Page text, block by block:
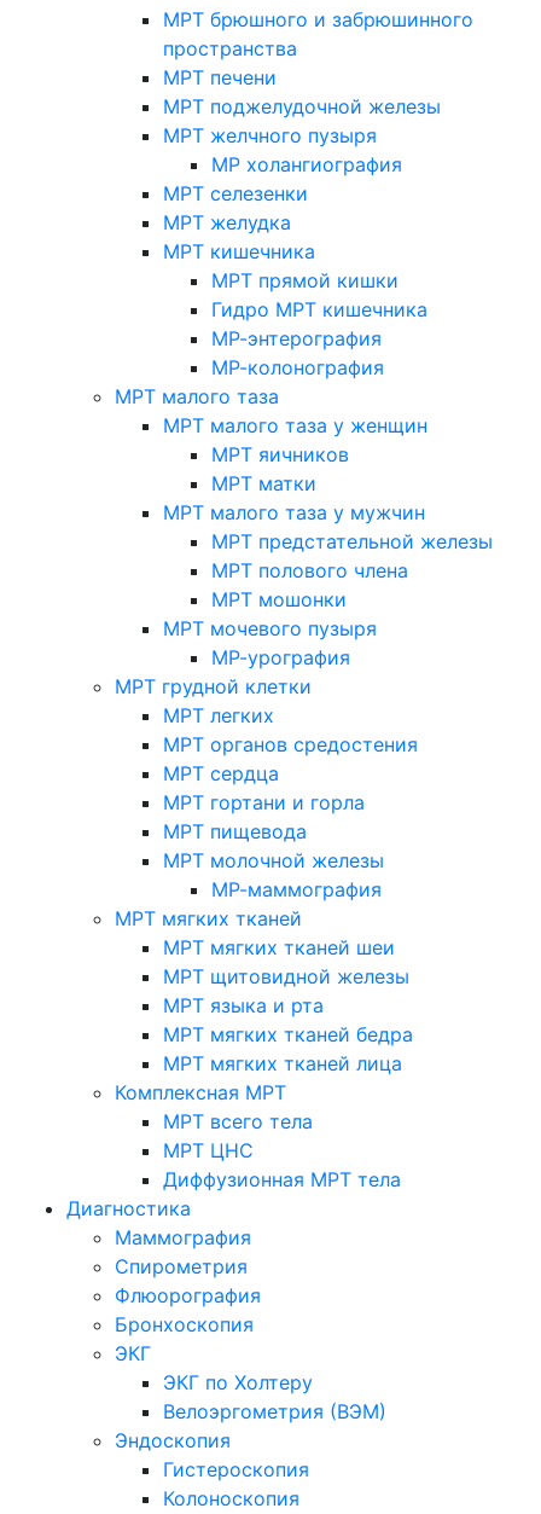
МРТ брюшного и забрюшинного
пространства
МРТ печени
МРТ поджелудочной железы
МРТ желчного пузыря
МР холангиография
МРТ селезенки
МРТ желудка
МРТ кишечника
МРТ прямой кишки
Гидро МРТ кишечника
МР-энтерография
МР-колонография
МРТ малого таза
МРТ малого таза у женщин
МРТ яичников
МРТ матки
МРТ малого таза у мужчин
МРТ предстательной железы
МРТ полового члена
МРТ мошонки
МРТ мочевого пузыря
МР-урография
МРТ грудной клетки
МРТ легких
МРТ органов средостения
МРТ сердца
МРТ гортани и горла
МРТ пищевода
МРТ молочной железы
МР-маммография
МРТ мягких тканей
МРТ мягких тканей шеи
МРТ щитовидной железы
МРТ языка и рта
МРТ мягких тканей бедра
МРТ мягких тканей лица
Комплексная МРТ
МРТ всего тела
МРТ ЦНС
Диффузионная МРТ тела
Диагностика
Маммография
Спирометрия
Флюорография
Бронхоскопия
ЭКГ
ЭКГ по Холтеру
Велоэргометрия (ВЭМ)
Эндоскопия
Гистероскопия
Колоноскопия